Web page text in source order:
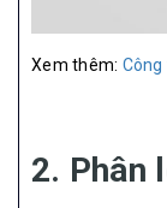
Xem thêm:
2. Phân